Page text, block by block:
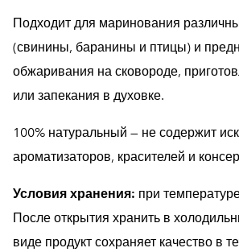
Подходит для маринования
(свинины, баранины и птицы) и
обжаривания на сковороде,
или запекания в духовке.
100% натуральный — не содержит
ароматизаторов, красителей и
Условия хранения: при
После открытия хранить в
виде продукт сохраняет качество в